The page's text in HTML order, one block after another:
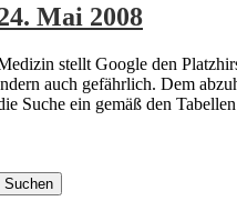
Mai 2008
stellt Google den
auch gefährlich. Dem
Suche ein gemäß den